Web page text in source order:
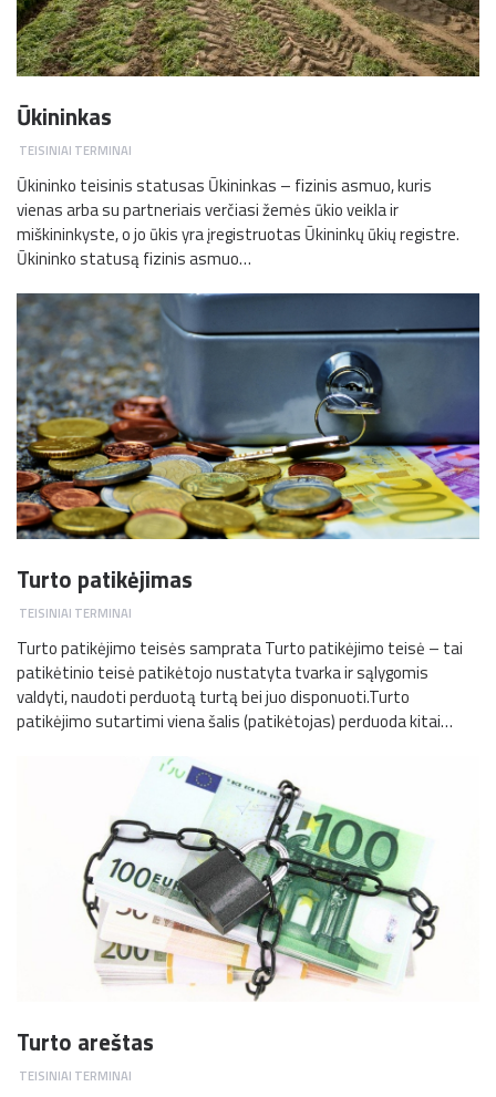
Ūkininkas
TEISINIAI TERMINAI
Ūkininko teisinis statusas Ūkininkas – fizinis asmuo, kuris
vienas arba su partneriais verčiasi žemės ūkio veikla ir
miškininkyste, o jo ūkis yra įregistruotas Ūkininkų ūkių registre.
Ūkininko statusą fizinis asmuo…
Turto patikėjimas
TEISINIAI TERMINAI
Turto patikėjimo teisės samprata Turto patikėjimo teisė – tai
patikėtinio teisė patikėtojo nustatyta tvarka ir sąlygomis
valdyti, naudoti perduotą turtą bei juo disponuoti.Turto
patikėjimo sutartimi viena šalis (patikėtojas) perduoda kitai…
Turto areštas
TEISINIAI TERMINAI